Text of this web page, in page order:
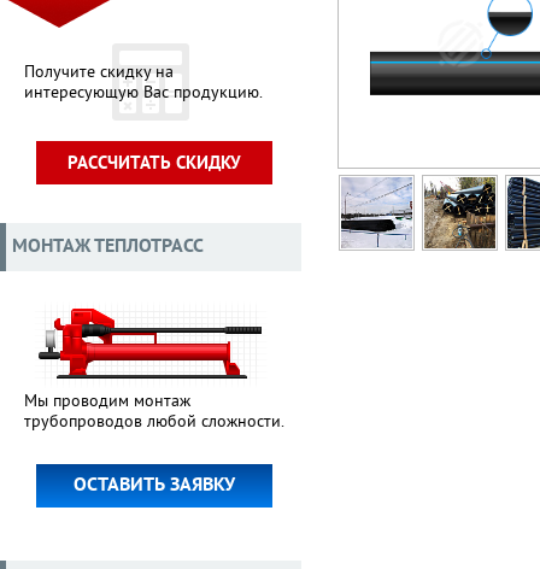
Получите скидку на
интересующую Вас продукцию.
РАССЧИТАТЬ СКИДКУ
МОНТАЖ ТЕПЛОТРАСС
Мы проводим монтаж
трубопроводов любой сложности.
ОСТАВИТЬ ЗАЯВКУ